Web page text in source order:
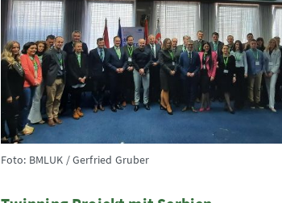
Foto: BMLUK / Gerfried Gruber